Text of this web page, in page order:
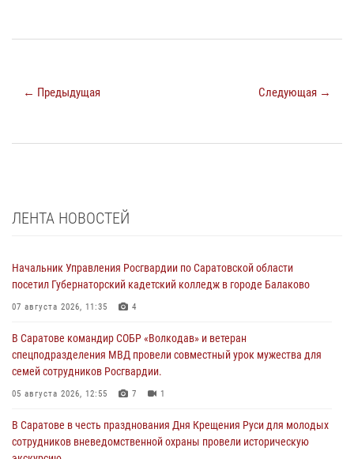
← Предыдущая Следующая →
ЛЕНТА НОВОСТЕЙ
Начальник Управления Росгвардии по Саратовской области
посетил Губернаторский кадетский колледж в городе Балаково
07 августа 2026, 11:35 4
В Саратове командир СОБР «Волкодав» и ветеран
спецподразделения МВД провели совместный урок мужества для
семей сотрудников Росгвардии.
05 августа 2026, 12:55 7 1
В Саратове в честь празднования Дня Крещения Руси для молодых
сотрудников вневедомственной охраны провели историческую